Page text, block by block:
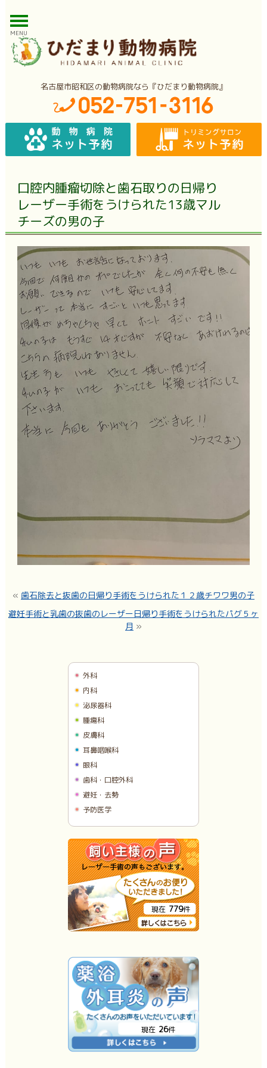
MENU
名古屋市昭和区の動物病院なら『ひだまり動物病院』
口腔内腫瘤切除と歯石取りの日帰り
レーザー手術をうけられた13歳マル
チーズの男の子
« 歯石除去と抜歯の日帰り手術をうけられた１２歳チワワ男の子
避妊手術と乳歯の抜歯のレーザー日帰り手術をうけられたパグ５ヶ
月 »
外科
内科
泌尿器科
腫瘍科
皮膚科
耳鼻咽喉科
眼科
歯科・口腔外科
避妊・去勢
予防医学
現在 779件
現在 26件